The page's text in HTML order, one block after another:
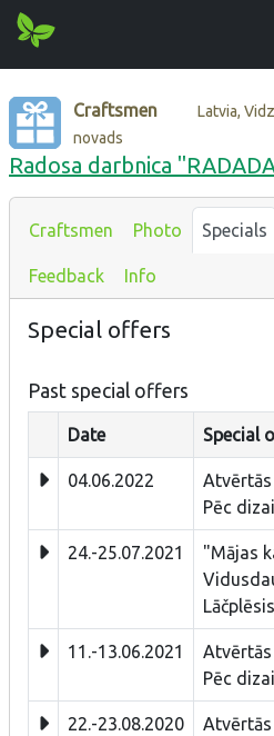
Craftsmen
Latvia,
novads
Radosa darbnica
Craftsmen Photo Specials
Feedback Info
Special offers
Past special offers
Date Special
04.06.2022
Atvērtās
Pēc
24.-25.07.2021
"Mājas
11.-13.06.2021
Atvērtās
Pēc
22.-23.08.2020
Atvērtās